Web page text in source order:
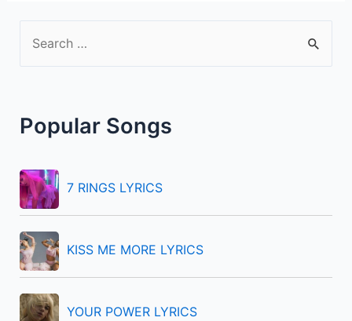
c
f
o
r
:
Popular Songs
7 RINGS LYRICS
KISS ME MORE LYRICS
YOUR POWER LYRICS